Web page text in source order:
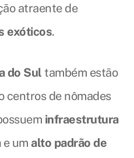
atraente de
exóticos.
do Sul também estão
centros de nômades
infraestrutura
e um alto padrão de